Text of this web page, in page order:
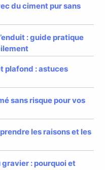
du ciment pur sans
: guide pratique
plafond : astuces
sans risque pour vos
les raisons et les
: pourquoi et